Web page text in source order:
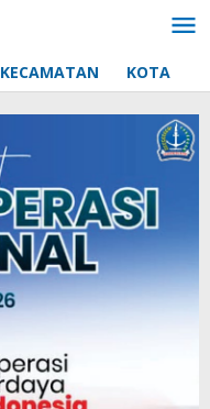
KECAMATAN KOTA